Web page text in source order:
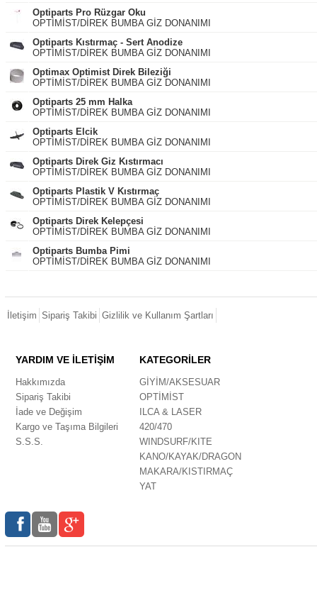
Optiparts Pro Rüzgar Oku
OPTİMİST/DİREK BUMBA GİZ DONANIMI
Optiparts Kıstırmaç - Sert Anodize
OPTİMİST/DİREK BUMBA GİZ DONANIMI
Optimax Optimist Direk Bileziği
OPTİMİST/DİREK BUMBA GİZ DONANIMI
Optiparts 25 mm Halka
OPTİMİST/DİREK BUMBA GİZ DONANIMI
Optiparts Elcik
OPTİMİST/DİREK BUMBA GİZ DONANIMI
Optiparts Direk Giz Kıstırmacı
OPTİMİST/DİREK BUMBA GİZ DONANIMI
Optiparts Plastik V Kıstırmaç
OPTİMİST/DİREK BUMBA GİZ DONANIMI
Optiparts Direk Kelepçesi
OPTİMİST/DİREK BUMBA GİZ DONANIMI
Optiparts Bumba Pimi
OPTİMİST/DİREK BUMBA GİZ DONANIMI
İletişim Sipariş Takibi Gizlilik ve Kullanım Şartları
YARDIM VE İLETİŞİM
Hakkımızda
Sipariş Takibi
İade ve Değişim
Kargo ve Taşıma Bilgileri
S.S.S.
KATEGORİLER
GİYİM/AKSESUAR
OPTİMİST
ILCA & LASER
420/470
WINDSURF/KITE
KANO/KAYAK/DRAGON
MAKARA/KISTIRMAÇ
YAT